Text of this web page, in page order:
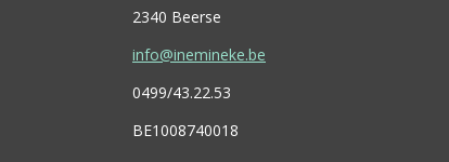
2340 Beerse
info@inemineke.be
0499/43.22.53
BE1008740018